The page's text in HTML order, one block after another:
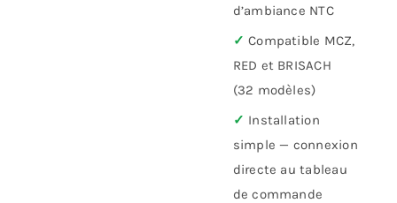
d’ambiance NTC
✓ Compatible MCZ,
RED et BRISACH
(32 modèles)
✓ Installation
simple — connexion
directe au tableau
de commande